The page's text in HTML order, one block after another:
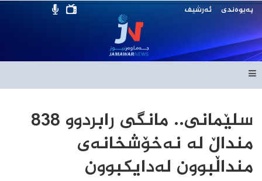
پەیوەندی ئەرشیف
سلێمانی.. مانگی رابردوو 838
منداڵ لە نەخۆشخانەی
منداڵبوون لەدایکبوون